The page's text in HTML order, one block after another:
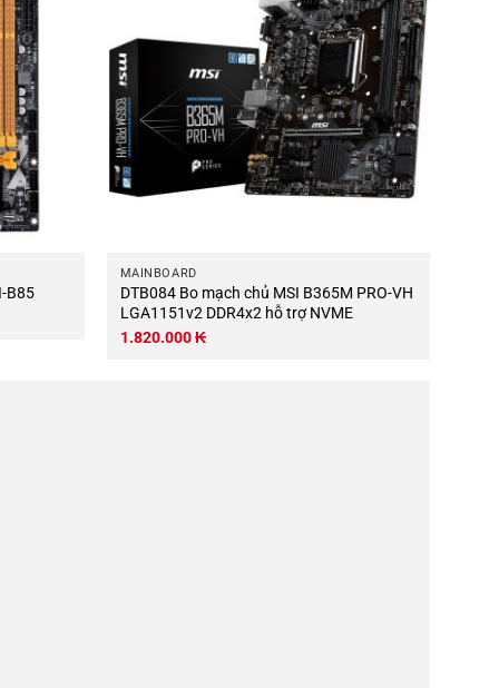
B85
MAINBOARD
DTB084 Bo mạch chủ MSI B365M PRO-VH
LGA1151v2 DDR4x2 hỗ trợ NVME
1.820.000₭